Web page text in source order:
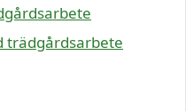
trädgårdsarbete